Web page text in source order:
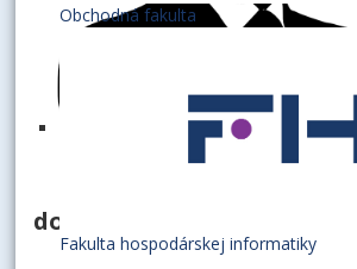
Obchodná fakulta
Fakulta hospodárskej informatiky
docent